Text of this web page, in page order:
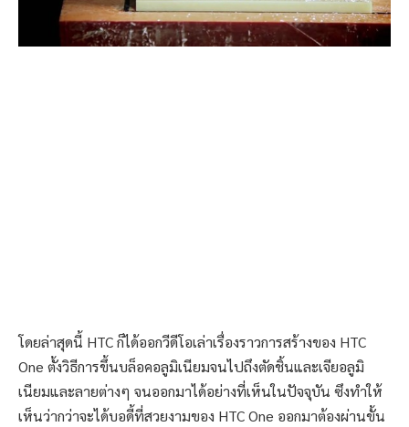
โดยล่าสุดนี้ HTC ก็ได้ออกวีดีโอเล่าเรื่องราวการสร้างของ HTC
One ตั้งวิธีการขึ้นบล็อคอลูมิเนียมจนไปถึงตัดชิ้นและเจียอลูมิ
เนียมและลายต่างๆ จนออกมาได้อย่างที่เห็นในปัจจุบัน ซึงทำให้
เห็นว่ากว่าจะได้บอดี้ที่สวยงามของ HTC One ออกมาต้องผ่านขั้น